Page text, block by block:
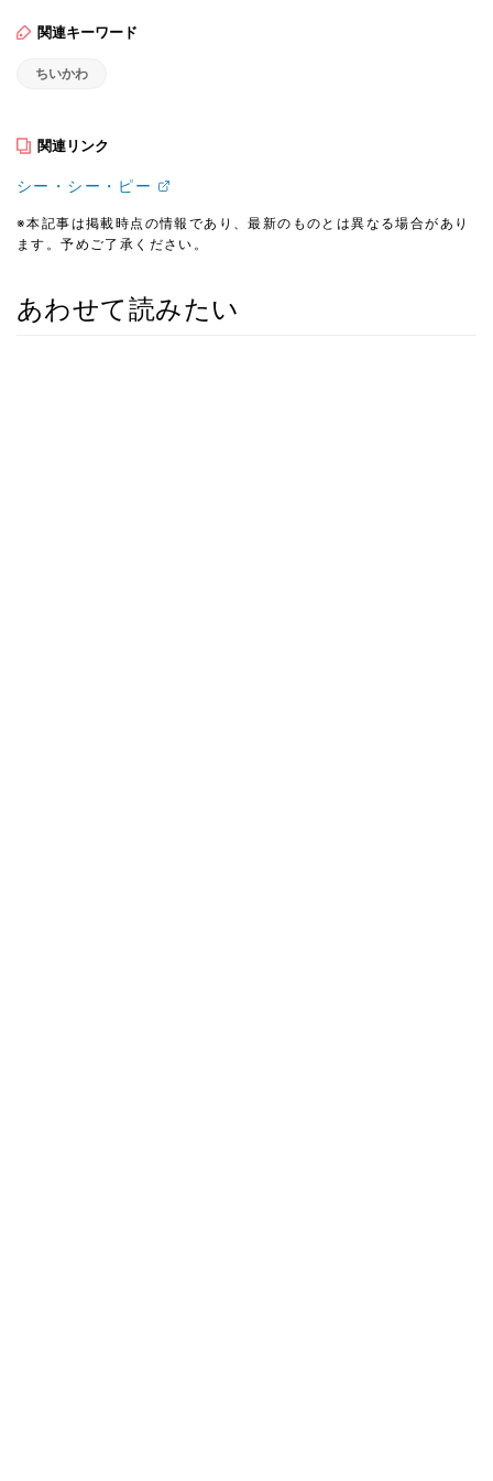
関連キーワード
ちいかわ
関連リンク
シー・シー・ピー
※本記事は掲載時点の情報であり、最新のものとは異なる場合があり
ます。予めご了承ください。
あわせて読みたい